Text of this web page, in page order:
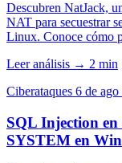
Descubren NatJack,
NAT para secuestrar
Linux. Conoce cómo
Leer análisis → 2 min
Ciberataques 6 de
SQL Injection en
SYSTEM en